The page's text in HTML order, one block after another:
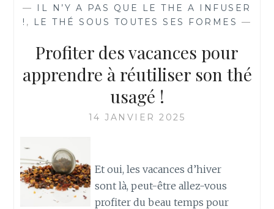
— IL N’Y A PAS QUE LE THE A INFUSER
! , LE THÉ SOUS TOUTES SES FORMES —
Profiter des vacances pour
apprendre à réutiliser son thé
usagé !
14 JANVIER 2025
Et oui, les vacances d’hiver
sont là, peut-être allez-vous
profiter du beau temps pour